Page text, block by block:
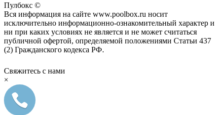
Пулбокс ©
Вся информация на сайте www.poolbox.ru носит
исключительно информационно-ознакомительный характер и
ни при каких условиях не является и не может считаться
публичной офертой, определяемой положениями Статьи 437
(2) Гражданского кодекса РФ.
Свяжитесь с нами
×